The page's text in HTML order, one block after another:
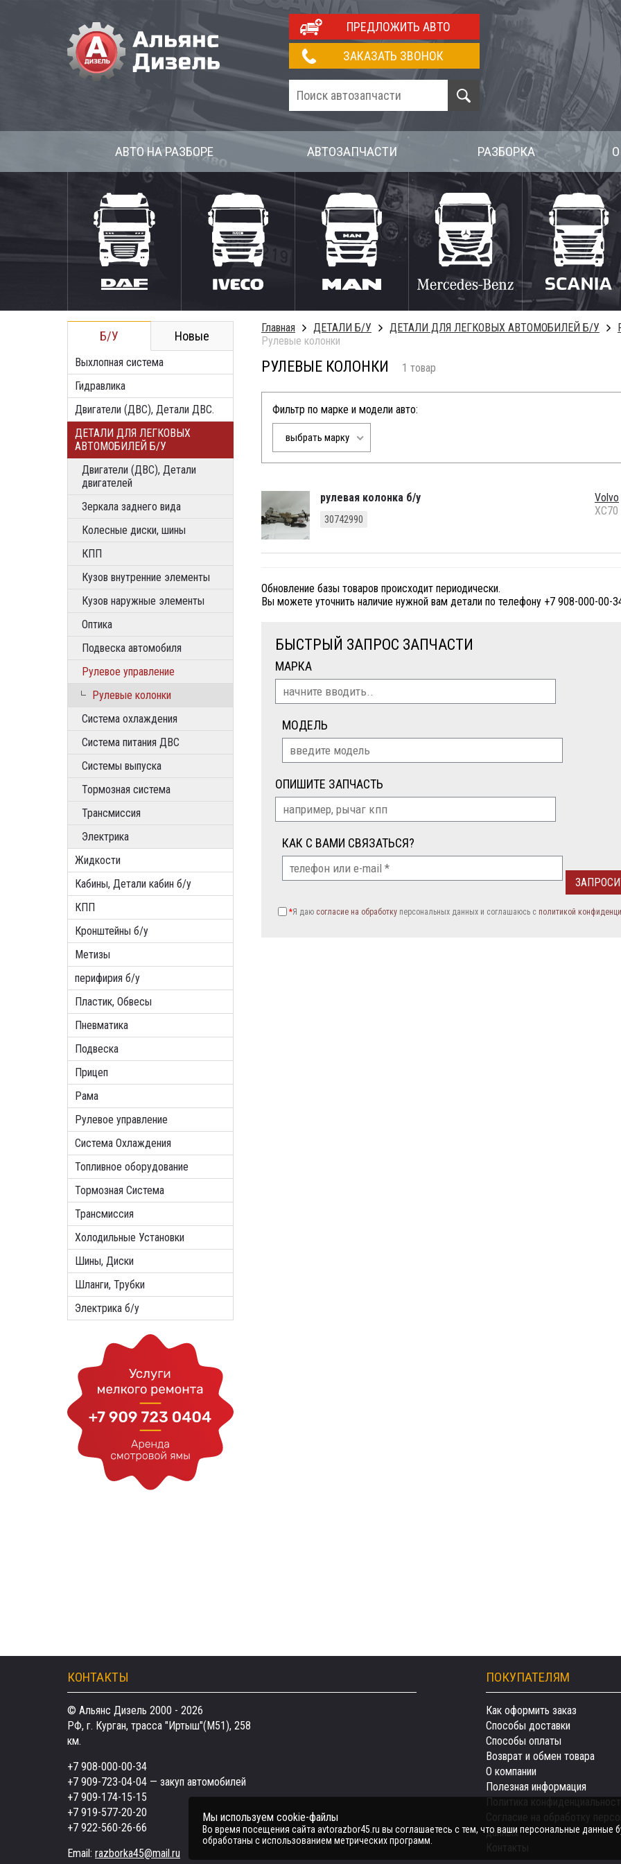
ПРЕДЛОЖИТЬ АВТО
ЗАКАЗАТЬ ЗВОНОК
АВТО НА РАЗБОРЕ АВТОЗАПЧАСТИ РАЗБОРКА
Б/У Новые
Выхлопная система
Гидравлика
Двигатели (ДВС), Детали ДВС.
ДЕТАЛИ ДЛЯ ЛЕГКОВЫХ
АВТОМОБИЛЕЙ Б/У
Двигатели (ДВС), Детали
двигателей
Зеркала заднего вида
Колесные диски, шины
КПП
Кузов внутренние элементы
Кузов наружные элементы
Оптика
Подвеска автомобиля
Рулевое управление
Рулевые колонки
Система охлаждения
Система питания ДВС
Системы выпуска
Тормозная система
Трансмиссия
Электрика
Жидкости
Кабины, Детали кабин б/у
КПП
Кронштейны б/у
Метизы
перифирия б/у
Пластик, Обвесы
Пневматика
Подвеска
Прицеп
Рама
Рулевое управление
Система Охлаждения
Топливное оборудование
Тормозная Система
Трансмиссия
Холодильные Установки
Шины, Диски
Шланги, Трубки
Электрика б/у
Главная ДЕТАЛИ Б/У ДЕТАЛИ ДЛЯ ЛЕГКОВЫХ АВТОМОБИЛЕЙ Б/У
Рулевые колонки
РУЛЕВЫЕ КОЛОНКИ 1 товар
Фильтр по марке и модели авто:
выбрать марку
рулевая колонка б/у
30742990
Volvo
XC70
Обновление базы товаров происходит периодически.
Вы можете уточнить наличие нужной вам детали по телефону +7 908-000-00-
БЫСТРЫЙ ЗАПРОС ЗАПЧАСТИ
МАРКА
МОДЕЛЬ
ОПИШИТЕ ЗАПЧАСТЬ
КАК С ВАМИ СВЯЗАТЬСЯ?
*Я даю согласие на обработку персональных данных и соглашаюсь c политикой
КОНТАКТЫ
© Альянс Дизель 2000 - 2026
РФ, г. Курган, трасса "Иртыш"(М51), 258
км.
+7 908-000-00-34
+7 909-723-04-04 — закуп автомобилей
+7 909-174-15-15
+7 919-577-20-20
+7 922-560-26-66
Email: razborka45@mail.ru
ПОКУПАТЕЛЯМ
Как оформить заказ
Способы доставки
Способы оплаты
Возврат и обмен товара
О компании
Полезная информация
данных
Мы используем cookie-файлы
Во время посещения сайта avtorazbor45.ru вы соглашаетесь с тем, что ваши персональные данные
обработаны с использованием метрических программ.